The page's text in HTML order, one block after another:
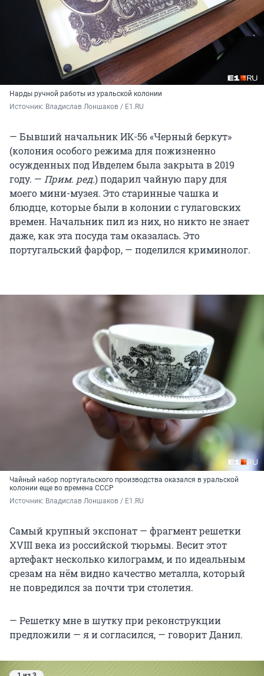
Нарды ручной работы из уральской колонии
Источник: Владислав Лоншаков / E1.RU
— Бывший начальник ИК-56 «Черный беркут»
(колония особого режима для пожизненно
осужденных под Ивделем была закрыта в 2019
году. — Прим. ред.) подарил чайную пару для
моего мини-музея. Это старинные чашка и
блюдце, которые были в колонии с гулаговских
времен. Начальник пил из них, но никто не знает
даже, как эта посуда там оказалась. Это
португальский фарфор, — поделился криминолог.
Чайный набор португальского производства оказался в уральской
колонии еще во времена СССР
Источник: Владислав Лоншаков / E1.RU
Самый крупный экспонат — фрагмент решетки
XVIII века из российской тюрьмы. Весит этот
артефакт несколько килограмм, и по идеальным
срезам на нём видно качество металла, который
не повредился за почти три столетия.
— Решетку мне в шутку при реконструкции
предложили — я и согласился, — говорит Данил.